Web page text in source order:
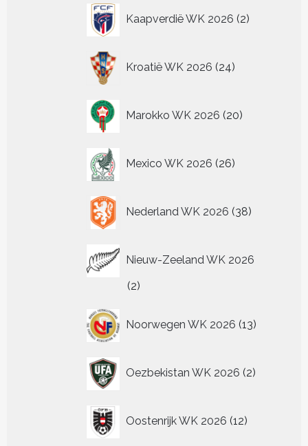
Kaapverdië WK 2026 2
producten
Kroatië WK 2026 24
producten
Marokko WK 2026 20
producten
Mexico WK 2026 26
producten
Nederland WK 2026 38
producten
Nieuw-Zeeland WK 2026
22
Noorwegen WK 2026 13
producten
Oezbekistan WK 2026 2
producten
Oostenrijk WK 2026 12
producten